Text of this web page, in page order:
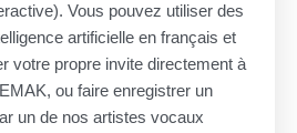
Vous pouvez utiliser des
artificielle en français et
votre propre invite directement à
ou faire enregistrer un
un de nos artistes vocaux